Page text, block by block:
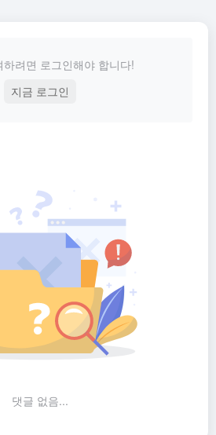
하려면 로그인해야 합니다!
지금 로그인
댓글 없음...